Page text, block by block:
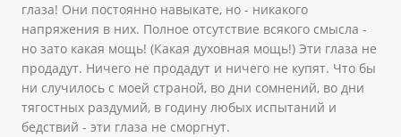
глаза! Они постоянно навыкате, но - никакого
напряжения в них. Полное отсутствие всякого смысла -
но зато какая мощь! (Какая духовная мощь!) Эти глаза не
продадут. Ничего не продадут и ничего не купят. Что бы
ни случилось с моей страной, во дни сомнений, во дни
тягостных раздумий, в годину любых испытаний и
бедствий - эти глаза не сморгнут.